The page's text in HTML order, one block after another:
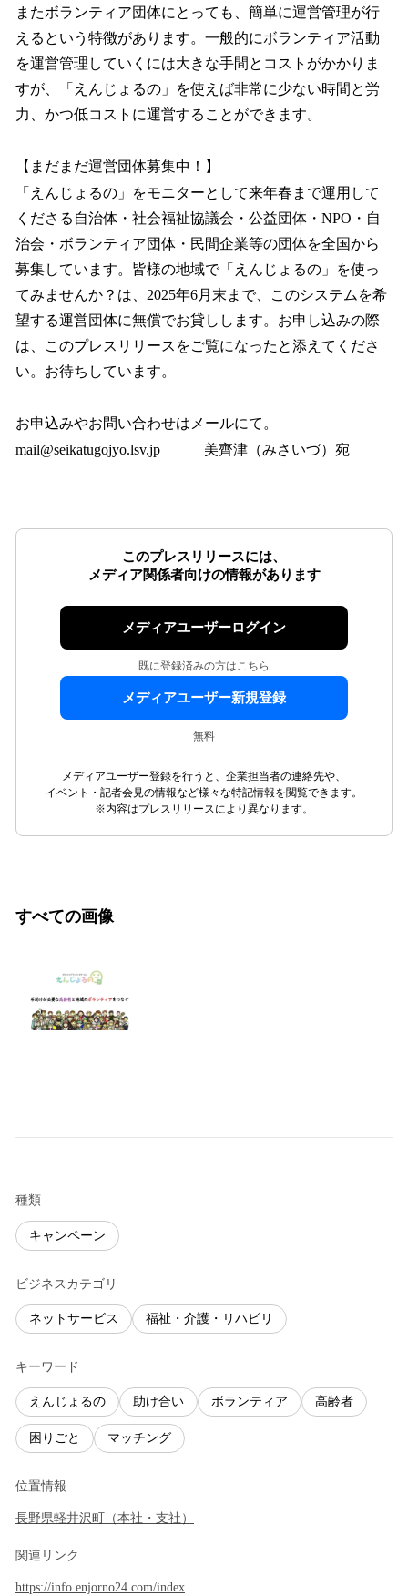
またボランティア団体にとっても、簡単に運営管理が行
えるという特徴があります。一般的にボランティア活動
を運営管理していくには大きな手間とコストがかかりま
すが、「えんじょるの」を使えば非常に少ない時間と労
力、かつ低コストに運営することができます。
【まだまだ運営団体募集中！】
「えんじょるの」をモニターとして来年春まで運用して
くださる自治体・社会福祉協議会・公益団体・NPO・自
治会・ボランティア団体・民間企業等の団体を全国から
募集しています。皆様の地域で「えんじょるの」を使っ
てみませんか？は、2025年6月末まで、このシステムを希
望する運営団体に無償でお貸しします。お申し込みの際
は、このプレスリリースをご覧になったと添えてくださ
い。お待ちしています。
お申込みやお問い合わせはメールにて。
mail@seikatugojyo.lsv.jp 美齊津（みさいづ）宛
このプレスリリースには、
メディア関係者向けの情報があります
メディアユーザーログイン
既に登録済みの方はこちら
メディアユーザー新規登録
無料
メディアユーザー登録を行うと、企業担当者の連絡先や、
イベント・記者会見の情報など様々な特記情報を閲覧できます。
※内容はプレスリリースにより異なります。
すべての画像
種類
キャンペーン
ビジネスカテゴリ
ネットサービス 福祉・介護・リハビリ
キーワード
えんじょるの 助け合い ボランティア 高齢者
困りごと マッチング
位置情報
長野県軽井沢町 （本社・支社 ）
関連リンク
https://info.enjorno24.com/index